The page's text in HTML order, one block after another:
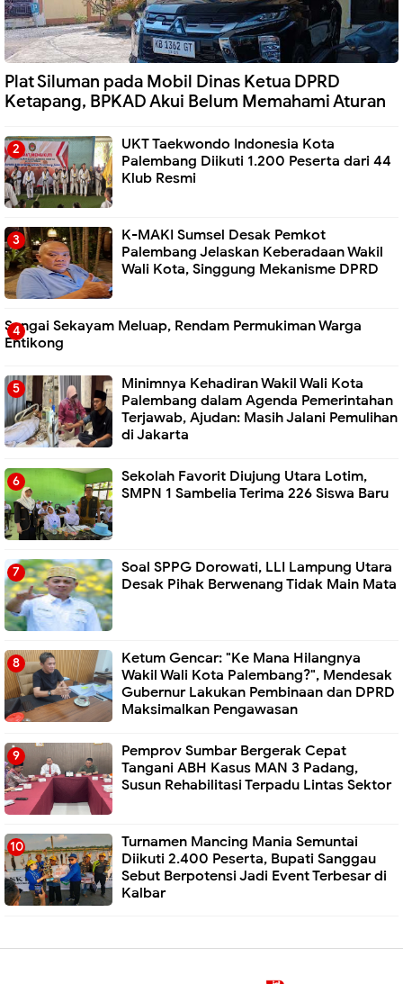
Plat Siluman pada Mobil Dinas Ketua DPRD
Ketapang, BPKAD Akui Belum Memahami Aturan
UKT Taekwondo Indonesia Kota
Palembang Diikuti 1.200 Peserta dari 44
Klub Resmi
K-MAKI Sumsel Desak Pemkot
Palembang Jelaskan Keberadaan Wakil
Wali Kota, Singgung Mekanisme DPRD
Sungai Sekayam Meluap, Rendam Permukiman Warga
Entikong
Minimnya Kehadiran Wakil Wali Kota
Palembang dalam Agenda Pemerintahan
Terjawab, Ajudan: Masih Jalani Pemulihan
di Jakarta
Sekolah Favorit Diujung Utara Lotim,
SMPN 1 Sambelia Terima 226 Siswa Baru ‎
Soal SPPG Dorowati, LLI Lampung Utara
Desak Pihak Berwenang Tidak Main Mata
Ketum Gencar: "Ke Mana Hilangnya
Wakil Wali Kota Palembang?", Mendesak
Gubernur Lakukan Pembinaan dan DPRD
Maksimalkan Pengawasan
Pemprov Sumbar Bergerak Cepat
Tangani ABH Kasus MAN 3 Padang,
Susun Rehabilitasi Terpadu Lintas Sektor
Turnamen Mancing Mania Semuntai
Diikuti 2.400 Peserta, Bupati Sanggau
Sebut Berpotensi Jadi Event Terbesar di
Kalbar